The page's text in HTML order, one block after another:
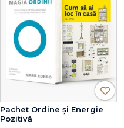
Pachet Ordine și Energie
Pozitivă